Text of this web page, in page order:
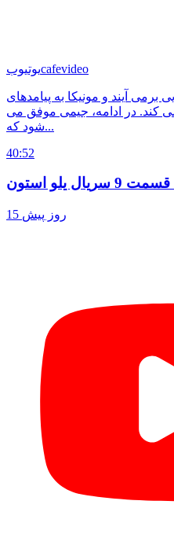
یوتیوبcafevideo
آیند و مونیکا به پیامدهای
کند. در ادامه، جیمی موفق می
شود که...
40:52
15 روز پیش